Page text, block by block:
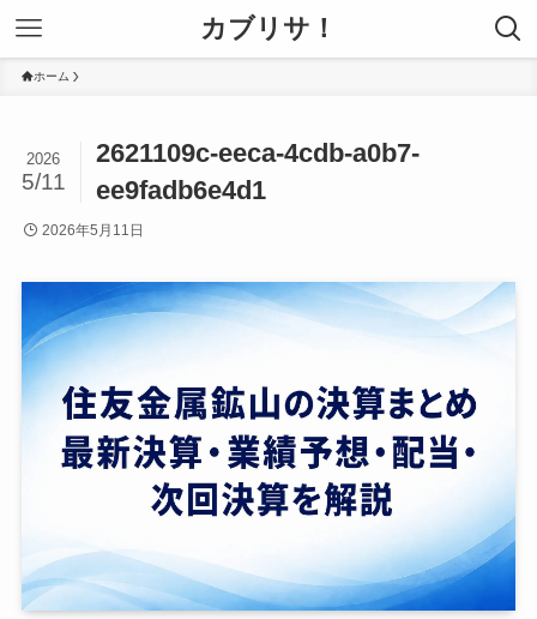
カブリサ！
ホーム
2621109c-eeca-4cdb-a0b7-
ee9fadb6e4d1
2026
5/11
2026年5月11日